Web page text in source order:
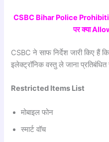
CSBC Bihar Police
परक्या
CSBC ने साफ निर्देश जारी किए हैं
इलेक्ट्रॉनिक वस्तु ले जाना प्रतिबंधित
Restricted Items List
मोबाइल फोन
स्मार्ट वॉच